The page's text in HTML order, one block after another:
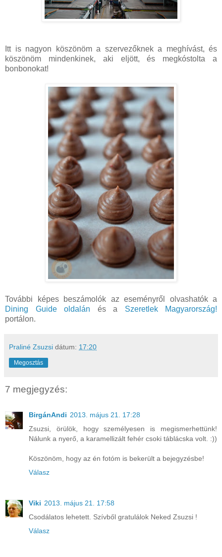
Itt is nagyon köszönöm a szervezőknek a meghívást, és
köszönöm mindenkinek, aki eljött, és megkóstolta a
bonbonokat!
További képes beszámolók az eseményről olvashatók a
Dining Guide oldalán és a Szeretlek Magyarország!
portálon.
Praliné Zsuzsi dátum: 17:20
Megosztás
7 megjegyzés:
BirgánAndi 2013. május 21. 17:28
Zsuzsi, örülök, hogy személyesen is megismerhettünk!
Nálunk a nyerő, a karamellizált fehér csoki táblácska volt. :))
Köszönöm, hogy az én fotóm is bekerült a bejegyzésbe!
Válasz
Viki 2013. május 21. 17:58
Csodálatos lehetett. Szívből gratulálok Neked Zsuzsi !
Válasz